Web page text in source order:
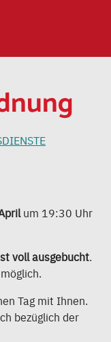
um 19:30 Uhr
voll ausgebucht.
Tag mit Ihnen.
bezüglich der